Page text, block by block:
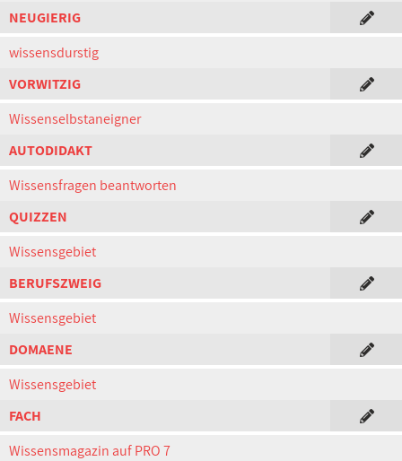
NEUGIERIG
wissensdurstig
VORWITZIG
Wissenselbstaneigner
AUTODIDAKT
Wissensfragen beantworten
QUIZZEN
Wissensgebiet
BERUFSZWEIG
Wissensgebiet
DOMAENE
Wissensgebiet
FACH
Wissensmagazin auf PRO 7